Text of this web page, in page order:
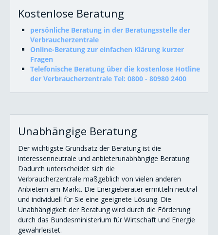
Kostenlose Beratung
persönliche Beratung in der Beratungsstelle der
Verbraucherzentrale
Online-Beratung zur einfachen Klärung kurzer
Fragen
Telefonische Beratung über die kostenlose Hotline
der Verbraucherzentrale Tel: 0800 - 80980 2400
Unabhängige Beratung
Der wichtigste Grundsatz der Beratung ist die
interessenneutrale und anbieterunabhängige Beratung.
Dadurch unterscheidet sich die
Verbraucherzentrale maßgeblich von vielen anderen
Anbietern am Markt. Die Energieberater ermitteln neutral
und individuell für Sie eine geeignete Lösung. Die
Unabhängigkeit der Beratung wird durch die Förderung
durch das Bundesministerium für Wirtschaft und Energie
gewährleistet.